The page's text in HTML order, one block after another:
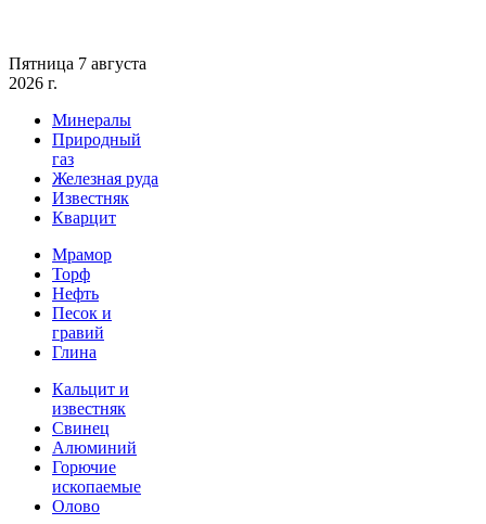
Пятница 7 августа
2026 г.
Минералы
Природный
газ
Железная руда
Известняк
Кварцит
Мрамор
Торф
Нефть
Песок и
гравий
Глина
Кальцит и
известняк
Свинец
Алюминий
Горючие
ископаемые
Олово